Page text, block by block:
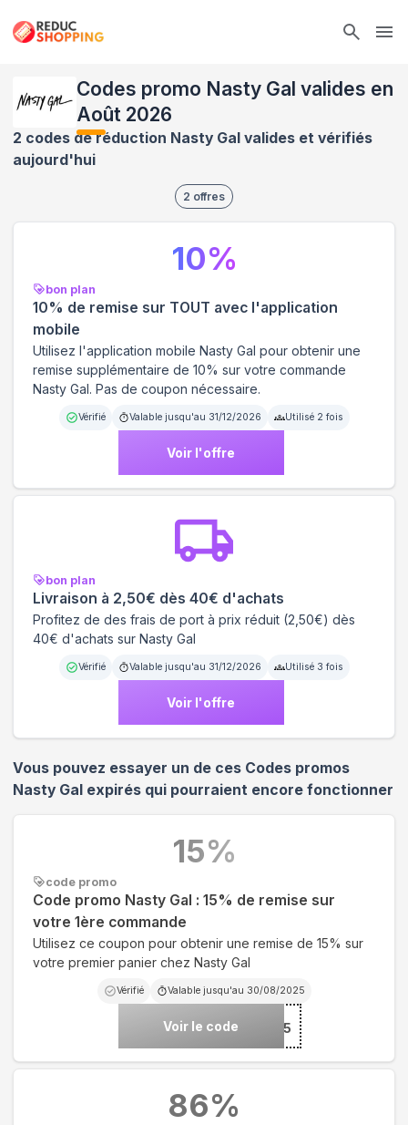
Codes promo Nasty Gal valides en
Août 2026
2 codes de réduction Nasty Gal valides et vérifiés
aujourd'hui
2 offres
bon plan
10% de remise sur TOUT avec l'application
mobile
Utilisez l'application mobile Nasty Gal pour obtenir une
remise supplémentaire de 10% sur votre commande
Nasty Gal. Pas de coupon nécessaire.
Vérifié Valable jusqu'au 31/12/2026 Utilisé 2 fois
Voir l'offre
10%
bon plan
Livraison à 2,50€ dès 40€ d'achats
Profitez de des frais de port à prix réduit (2,50€) dès
40€ d'achats sur Nasty Gal
Vérifié Valable jusqu'au 31/12/2026 Utilisé 3 fois
Voir l'offre
Vous pouvez essayer un de ces Codes promos
Nasty Gal expirés qui pourraient encore fonctionner
code promo
Code promo Nasty Gal : 15% de remise sur
votre 1ère commande
Utilisez ce coupon pour obtenir une remise de 15% sur
votre premier panier chez Nasty Gal
Vérifié Valable jusqu'au 30/08/2025
Voir le code ***S15
15%
86%